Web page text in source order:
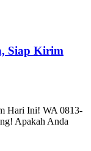
Siap Kirim
Hari Ini! WA 0813-
Apakah Anda